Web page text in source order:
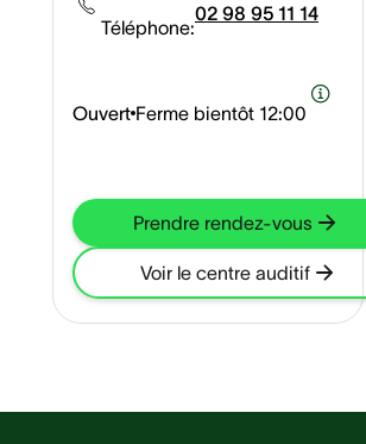
Téléphone:
02 98 95 11 14
Ouvert Ferme bientôt 12:00
Prendre rendez-vous
Voir le centre auditif